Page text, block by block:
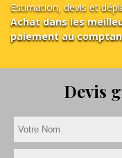
Estimation, devis et
Achat dans les
paiement au
Devis